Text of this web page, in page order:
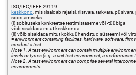
ISO/IEC/IEEE 29119:
keskkond , mis sisaldab rajatisi, riistvara, tarkvara,
sooritamiseks
(i) sobituseks konkreetse testimistaseme või -tüübiga
võib sisaldada mitut keskkonda
(ii) võib sisaldada mitut kokkuühendatud süsteemi või
=environment containing facilities, hardware, software,
conduct a test
Note 1. A test environment can contain multiple
levels or types (e.g. a unit test environment, a performance
Note 2. A test environment can comprise several
environments.